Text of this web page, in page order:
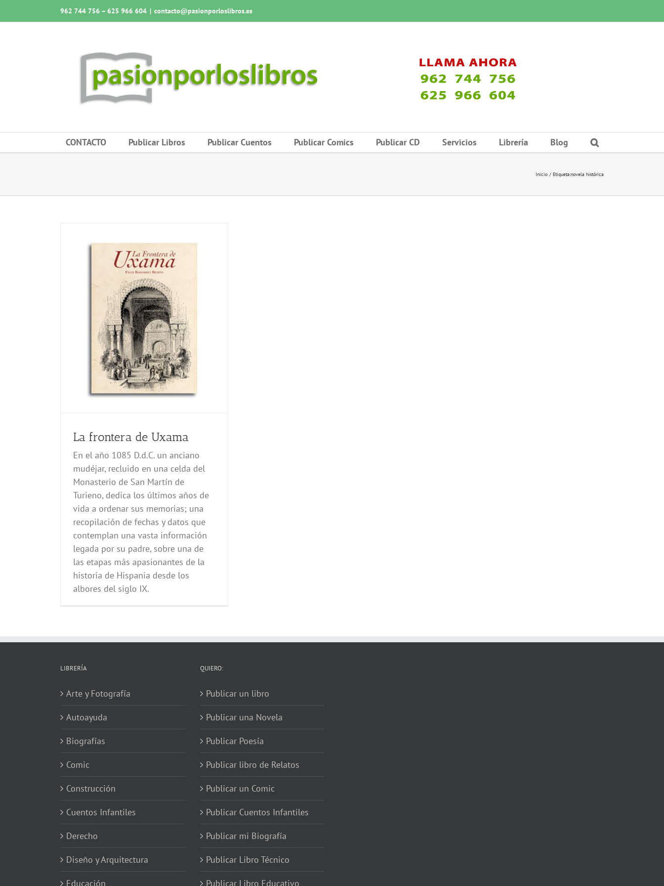
al
962 744 756 – 625 966 604 | contacto@pasionporloslibros.es
CONTACTO Publicar Libros Publicar Cuentos Publicar Comics Publicar CD Servicios Librería Blog
Inicio Etiqueta:novela histórica
La frontera de Uxama
En el año 1085 D.d.C. un anciano
mudéjar, recluido en una celda del
Monasterio de San Martín de
Turieno, dedica los últimos años de
vida a ordenar sus memorias; una
recopilación de fechas y datos que
contemplan una vasta información
legada por su padre, sobre una de
las etapas más apasionantes de la
historia de Hispania desde los
albores del siglo IX.
LIBRERÍA
Arte y Fotografía
Autoayuda
Biografías
Comic
Construcción
Cuentos Infantiles
Derecho
Diseño y Arquitectura
Educación
QUIERO:
Publicar un libro
Publicar una Novela
Publicar Poesía
Publicar libro de Relatos
Publicar un Comic
Publicar Cuentos Infantiles
Publicar mi Biografía
Publicar Libro Técnico
Publicar Libro Educativo